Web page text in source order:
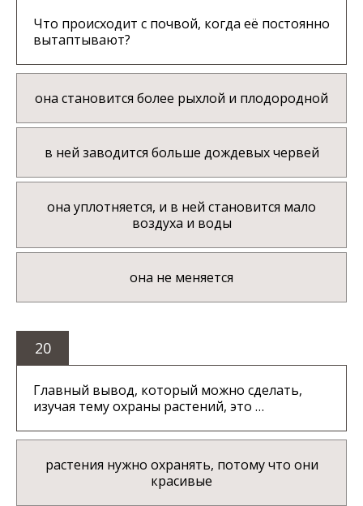
Что происходит с почвой, когда её постоянно
вытаптывают?
она становится более рыхлой и плодородной
в ней заводится больше дождевых червей
она уплотняется, и в ней становится мало
воздуха и воды
она не меняется
20
Главный вывод, который можно сделать,
изучая тему охраны растений, это …
растения нужно охранять, потому что они
красивые